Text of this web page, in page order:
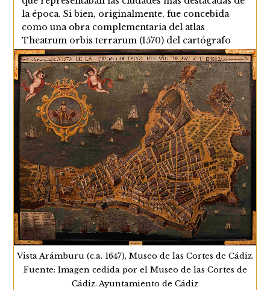
la época. Si bien, originalmente, fue concebida
como una obra complementaria del atlas
Theatrum orbis terrarum (1570) del cartógrafo
Abraham Ortelius, la riqueza de las imágenes
recopiladas…
Continuar LeyendoLas
Tres
Vistas
De
Cádiz
En
El
Civitates
Orbis
Terrarum
Vista Arámburu (c.a. 1647), Museo de las Cortes de Cádiz.
Fuente: Imagen cedida por el Museo de las Cortes de
Cádiz. Ayuntamiento de Cádiz